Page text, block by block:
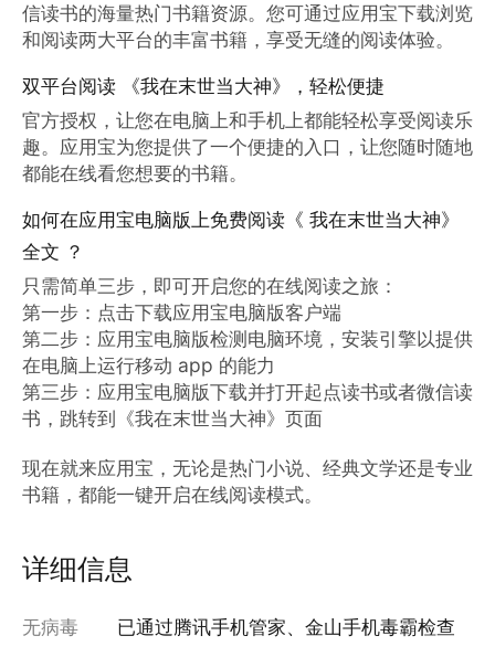
信读书的海量热门书籍资源。您可通过应用宝下载浏览
和阅读两大平台的丰富书籍，享受无缝的阅读体验。
双平台阅读 《我在末世当大神》，轻松便捷
官方授权，让您在电脑上和手机上都能轻松享受阅读乐
趣。应用宝为您提供了一个便捷的入口，让您随时随地
都能在线看您想要的书籍。
如何在应用宝电脑版上免费阅读《 我在末世当大神》
全文 ？
只需简单三步，即可开启您的在线阅读之旅：
第一步：点击下载应用宝电脑版客户端
第二步：应用宝电脑版检测电脑环境，安装引擎以提供
在电脑上运行移动 app 的能力
第三步：应用宝电脑版下载并打开起点读书或者微信读
书，跳转到《我在末世当大神》页面
现在就来应用宝，无论是热门小说、经典文学还是专业
书籍，都能一键开启在线阅读模式。
详细信息
无病毒 已通过腾讯手机管家、金山手机毒霸检查